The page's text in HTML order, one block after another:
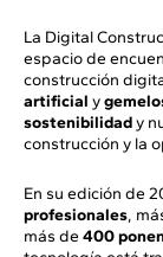
La Digital
espacio de
construcción
artificial y
sostenibilidady
construcción y la
En su edición de
profesionales,
más de 400